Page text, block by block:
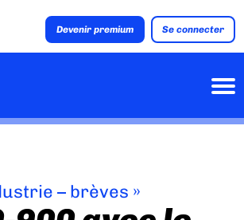
Devenir premium Se connecter
– brèves »